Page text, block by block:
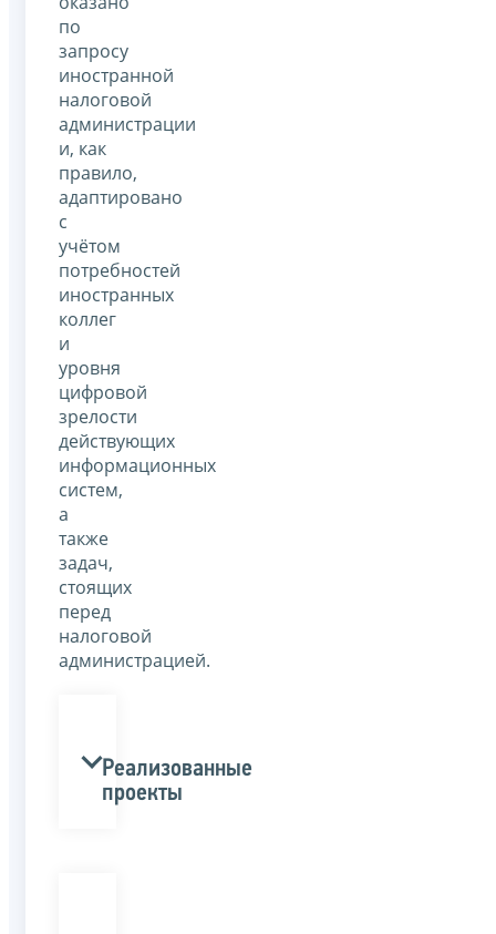
по
запросу
иностранной
налоговой
администрации
и, как
правило,
адаптировано
с
учётом
потребностей
иностранных
коллег
и
уровня
цифровой
зрелости
действующих
информационных
систем,
а
также
задач,
стоящих
перед
налоговой
администрацией.
Реализованные
проекты